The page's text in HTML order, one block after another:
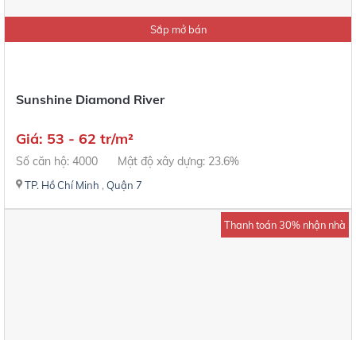
Sắp mở bán
Sunshine Diamond River
Giá: 53 - 62 tr/m²
Số căn hộ: 4000 Mật độ xây dựng: 23.6%
TP. Hồ Chí Minh , Quận 7
Thanh toán 30% nhận nhà